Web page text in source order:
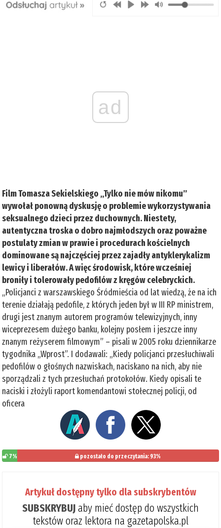
ad
Film Tomasza Sekielskiego „Tylko nie mów nikomu”
wywołał ponowną dyskusję o problemie wykorzystywania
seksualnego dzieci przez duchownych. Niestety,
autentyczna troska o dobro najmłodszych oraz poważne
postulaty zmian w prawie i procedurach kościelnych
dominowane są najczęściej przez zajadły antyklerykalizm
lewicy i liberałów. A więc środowisk, które wcześniej
broniły i tolerowały pedofilów z kręgów celebryckich.
„Policjanci z warszawskiego Śródmieścia od lat wiedzą, że na ich
terenie działają pedofile, z których jeden był w III RP ministrem,
drugi jest znanym autorem programów telewizyjnych, inny
wiceprezesem dużego banku, kolejny posłem i jeszcze inny
znanym reżyserem filmowym” – pisali w 2005 roku dziennikarze
tygodnika „Wprost”. I dodawali: „Kiedy policjanci przesłuchiwali
pedofilów o głośnych nazwiskach, naciskano na nich, aby nie
sporządzali z tych przesłuchań protokołów. Kiedy opisali te
naciski i złożyli raport komendantowi stołecznej policji, od
oficera
7% pozostało do przeczytania: 93%
Artykuł dostępny tylko dla subskrybentów
SUBSKRYBUJaby mieć dostęp do wszystkich
tekstów oraz lektora na gazetapolska.pl